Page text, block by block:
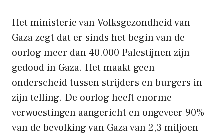
Het ministerie van Volksgezondheid van
Gaza zegt dat er sinds het begin van de
oorlog meer dan 40.000 Palestijnen zijn
gedood in Gaza. Het maakt geen
onderscheid tussen strijders en burgers in
zijn telling. De oorlog heeft enorme
verwoestingen aangericht en ongeveer 90%
van de bevolking van Gaza van 2,3 miljoen